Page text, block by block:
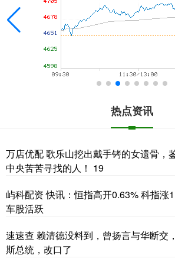
热点资讯
万店优配 歌乐山挖出戴手铐的女遗骨，
中央苦苦寻找的人！ 19
屿科配资 快讯：恒指高开0.63% 科指涨
车股活跃
速速查 赖清德没料到，曾扬言与华断交
斯总统，改口了